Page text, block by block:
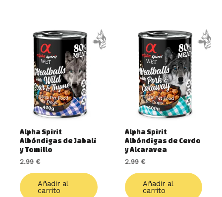
Alpha Spirit
Albóndigas de Jabalí
y Tomillo
2.99 €
Añadir al
carrito
Alpha Spirit
Albóndigas de Cerdo
y Alcaravea
2.99 €
Añadir al
carrito